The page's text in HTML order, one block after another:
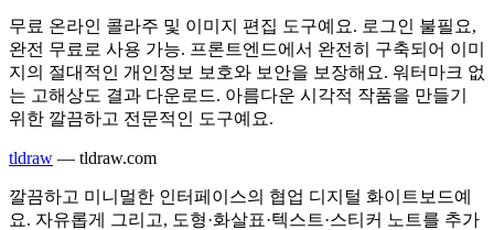
무료 온라인 콜라주 및 이미지 편집 도구예요. 로그인 불필요,
완전 무료로 사용 가능. 프론트엔드에서 완전히 구축되어 이미
지의 절대적인 개인정보 보호와 보안을 보장해요. 워터마크 없
는 고해상도 결과 다운로드. 아름다운 시각적 작품을 만들기
위한 깔끔하고 전문적인 도구예요.
tldraw — tldraw.com
깔끔하고 미니멀한 인터페이스의 협업 디지털 화이트보드예
요. 자유롭게 그리고, 도형·화살표·텍스트·스티커 노트를 추가